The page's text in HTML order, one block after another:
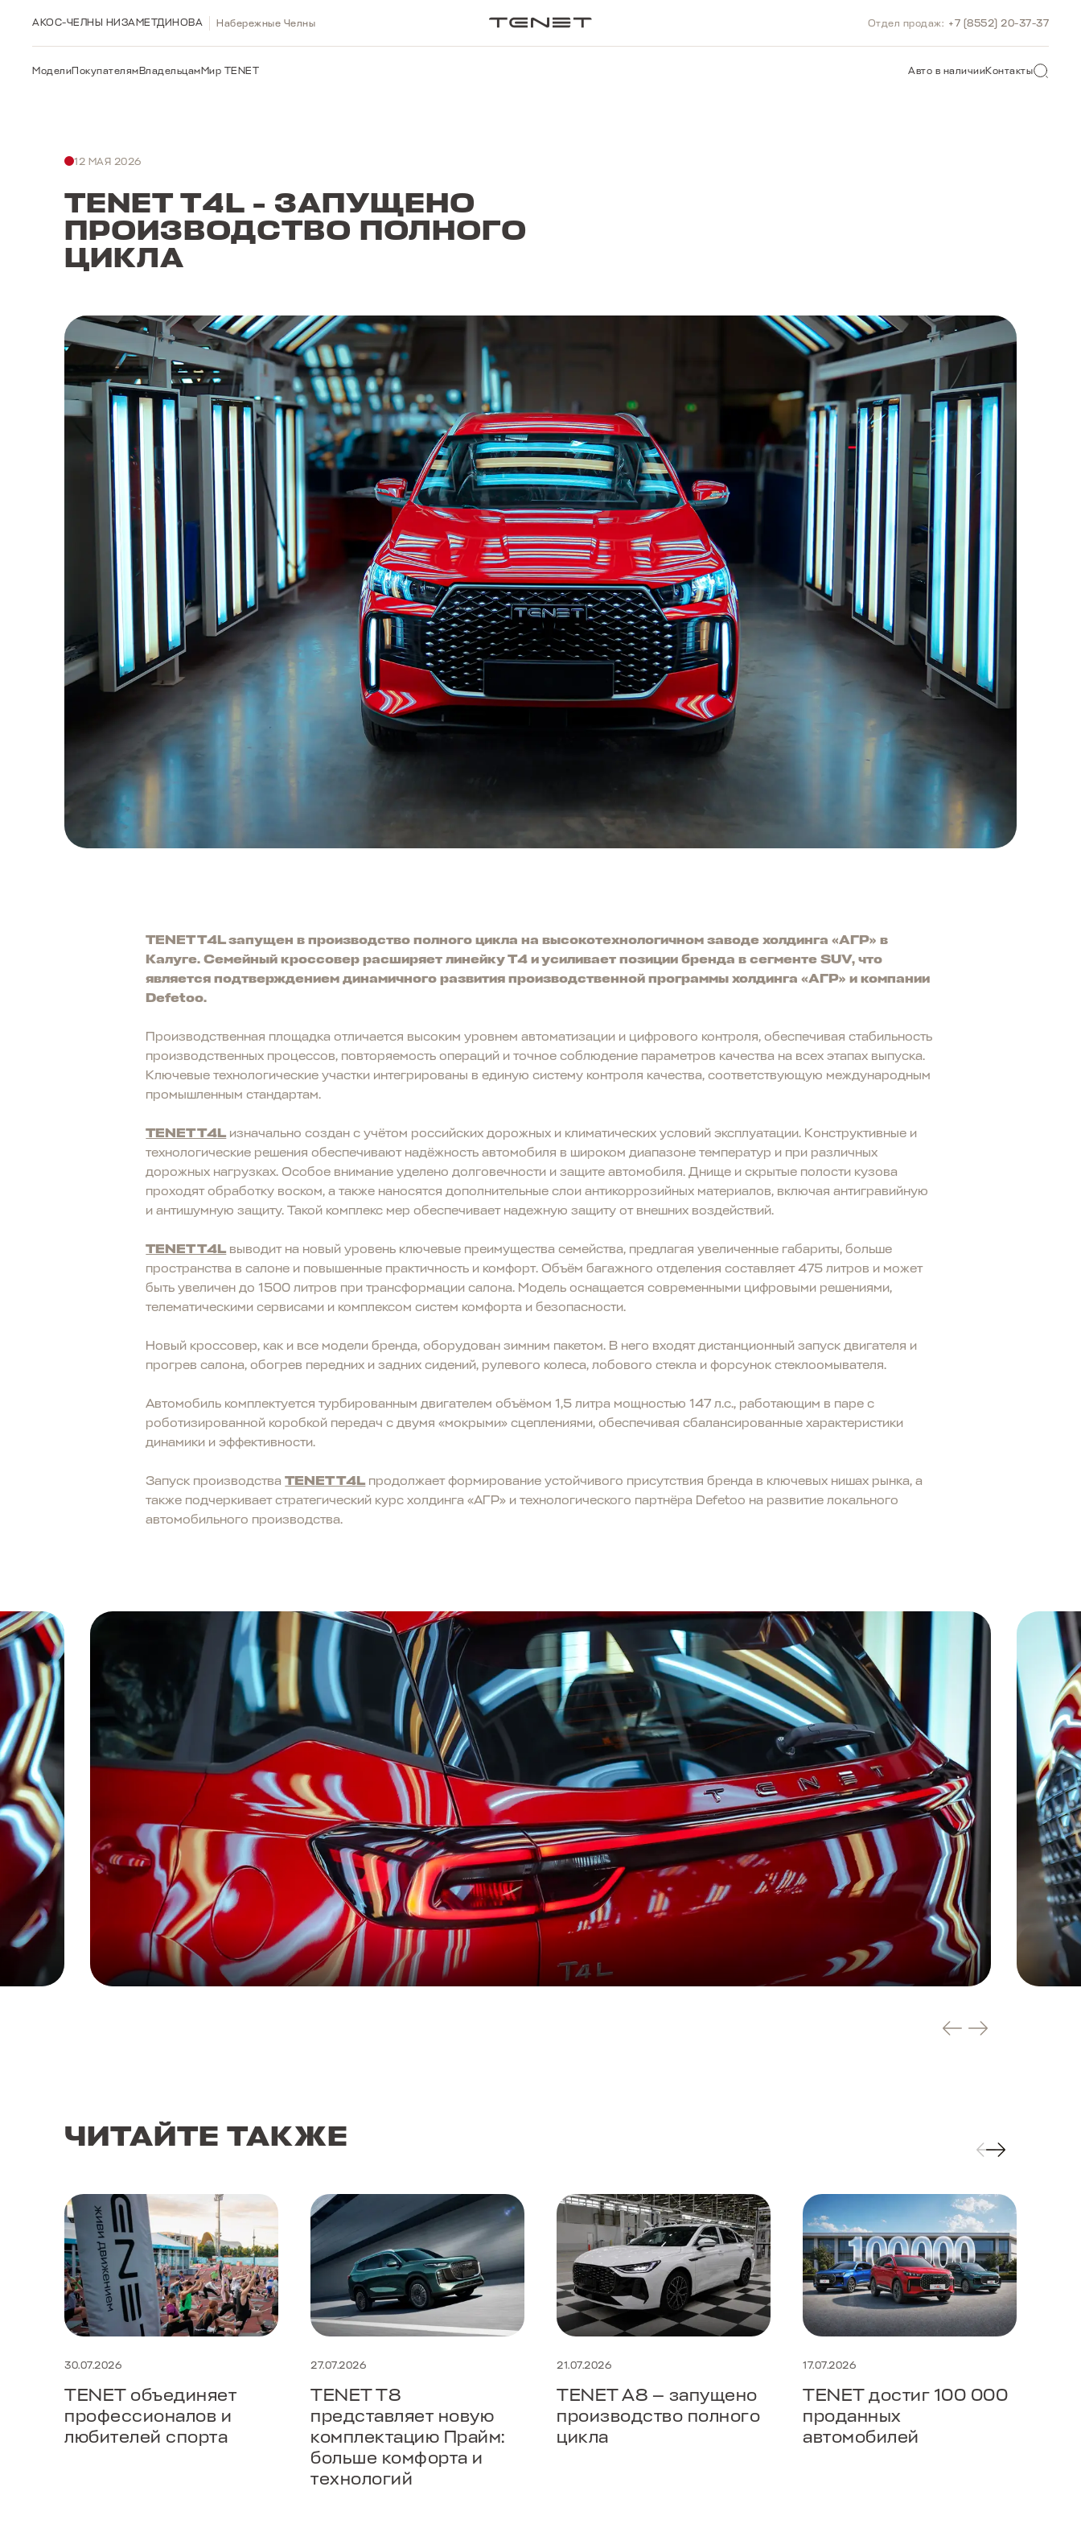
МоделиПокупателямВладельцамМир TENET Авто в наличииКонтакты
АКОС-ЧЕЛНЫ НИЗАМЕТДИНОВА Набережные Челны Отдел продаж: +7 (8552) 20-37-37
12 МАЯ 2026
TENET T4L - ЗАПУЩЕНО
ПРОИЗВОДСТВО ПОЛНОГО
ЦИКЛА
TENET T4L запущен в производство полного цикла на высокотехнологичном заводе холдинга «АГР» в
Калуге. Семейный кроссовер расширяет линейку T4 и усиливает позиции бренда в сегменте SUV, что
является подтверждением динамичного развития производственной программы холдинга «АГР» и компании
Defetoo.
Производственная площадка отличается высоким уровнем автоматизации и цифрового контроля, обеспечивая стабильность
производственных процессов, повторяемость операций и точное соблюдение параметров качества на всех этапах выпуска.
Ключевые технологические участки интегрированы в единую систему контроля качества, соответствующую международным
промышленным стандартам.
TENET T4L изначально создан с учётом российских дорожных и климатических условий эксплуатации. Конструктивные и
технологические решения обеспечивают надёжность автомобиля в широком диапазоне температур и при различных
дорожных нагрузках. Особое внимание уделено долговечности и защите автомобиля. Днище и скрытые полости кузова
проходят обработку воском, а также наносятся дополнительные слои антикоррозийных материалов, включая антигравийную
и антишумную защиту. Такой комплекс мер обеспечивает надежную защиту от внешних воздействий.
TENET T4L выводит на новый уровень ключевые преимущества семейства, предлагая увеличенные габариты, больше
пространства в салоне и повышенные практичность и комфорт. Объём багажного отделения составляет 475 литров и может
быть увеличен до 1500 литров при трансформации салона. Модель оснащается современными цифровыми решениями,
телематическими сервисами и комплексом систем комфорта и безопасности.
Новый кроссовер, как и все модели бренда, оборудован зимним пакетом. В него входят дистанционный запуск двигателя и
прогрев салона, обогрев передних и задних сидений, рулевого колеса, лобового стекла и форсунок стеклоомывателя.
Автомобиль комплектуется турбированным двигателем объёмом 1,5 литра мощностью 147 л.с., работающим в паре с
роботизированной коробкой передач с двумя «мокрыми» сцеплениями, обеспечивая сбалансированные характеристики
динамики и эффективности.
Запуск производстваTENET T4L продолжает формирование устойчивого присутствия бренда в ключевых нишах рынка, а
также подчеркивает стратегический курс холдинга «АГР» и технологического партнёра Defetoo на развитие локального
автомобильного производства.
ЧИТАЙТЕ ТАКЖЕ
30.07.2026
TENET объединяет
профессионалов и
любителей спорта
27.07.2026
TENET T8
представляет новую
комплектацию Прайм:
больше комфорта и
технологий
21.07.2026
TENET A8 — запущено
производство полного
цикла
17.07.2026
TENET достиг 100 000
проданных
автомобилей